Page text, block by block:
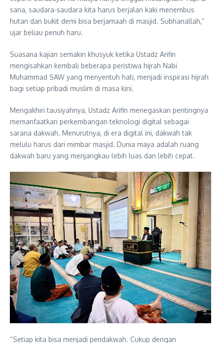
sana, saudara-saudara kita harus berjalan kaki menembus
hutan dan bukit demi bisa berjamaah di masjid. Subhanallah,”
ujar beliau penuh haru.
Suasana kajian semakin khusyuk ketika Ustadz Arifin
mengisahkan kembali beberapa peristiwa hijrah Nabi
Muhammad SAW yang menyentuh hati, menjadi inspirasi hijrah
bagi setiap pribadi muslim di masa kini.
Mengakhiri tausiyahnya, Ustadz Arifin menegaskan pentingnya
memanfaatkan perkembangan teknologi digital sebagai
sarana dakwah. Menurutnya, di era digital ini, dakwah tak
melulu harus dari mimbar masjid. Dunia maya adalah ruang
dakwah baru yang menjangkau lebih luas dan lebih cepat.
“Setiap kita bisa menjadi pendakwah. Cukup dengan